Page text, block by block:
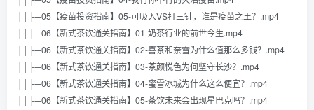
││├─05【疫苗投资指南】05-可吸入VS打三针，谁是疫苗之王？.mp4
││├─06【新式茶饮通关指南】01-奶茶行业的前世今生.mp4
││├─06【新式茶饮通关指南】02-喜茶和奈雪为什么值那么多钱？.mp4
││├─06【新式茶饮通关指南】03-茶颜悦色为何坚守长沙？.mp4
││├─06【新式茶饮通关指南】04-蜜雪冰城为什么这么便宜？.mp4
││├─06【新式茶饮通关指南】05-茶饮未来会出现星巴克吗？.mp4